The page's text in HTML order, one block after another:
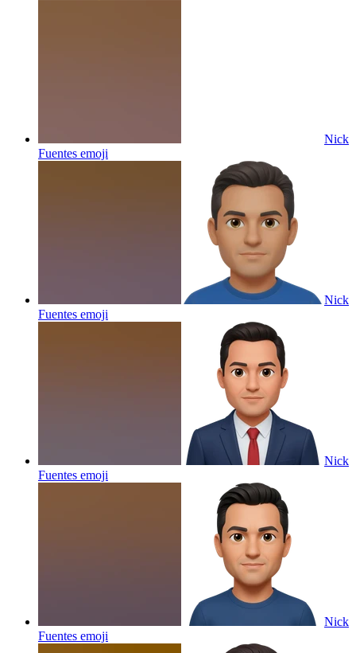
Nick
Fuentes emoji
Nick
Fuentes emoji
Nick
Fuentes emoji
Nick
Fuentes emoji